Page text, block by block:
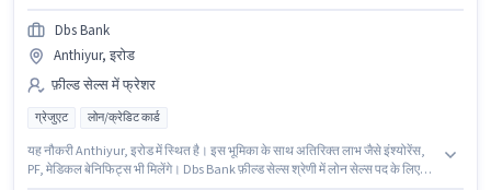
Dbs Bank
Anthiyur, इरोड
फ़ील्ड सेल्स में फ्रेशर
ग्रेजुएट लोन/क्रेडिट कार्ड
यह नौकरी Anthiyur, इरोड में स्थित है। इस भूमिका के साथ अतिरिक्त लाभ जैसे इंश्योरेंस,
PF, मेडिकल बेनिफिट्स भी मिलेंगे। Dbs Bank फ़ील्ड सेल्स श्रेणी में लोन सेल्स पद के लिए